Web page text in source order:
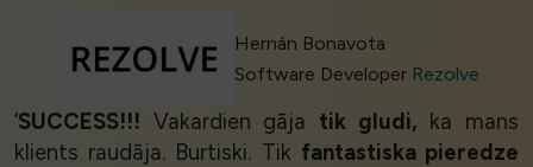
Hernán Bonavota
Software Developer Rezolve
‘SUCCESS!!! Vakardien gāja tik gludi, ka mans
klients raudāja. Burtiski. Tik fantastiska pieredze